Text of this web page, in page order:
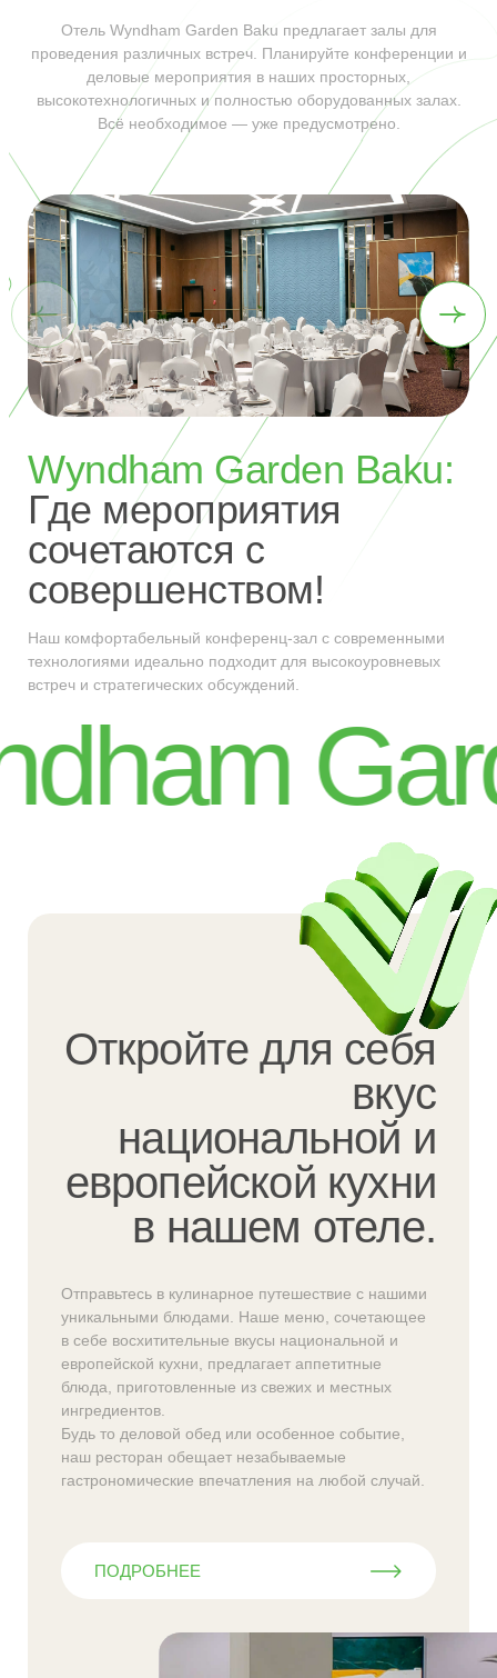
Отель Wyndham Garden Baku предлагает залы для
проведения различных встреч. Планируйте конференции и
деловые мероприятия в наших просторных,
высокотехнологичных и полностью оборудованных залах.
Всё необходимое — уже предусмотрено.
Wyndham Garden Baku:
Где мероприятия
сочетаются с
совершенством!
Наш комфортабельный конференц-зал с современными
технологиями идеально подходит для высокоуровневых
встреч и стратегических обсуждений.
Откройте для себя
вкус
национальной и
европейской кухни
в нашем отеле.
Отправьтесь в кулинарное путешествие с нашими
уникальными блюдами. Наше меню, сочетающее
в себе восхитительные вкусы национальной и
европейской кухни, предлагает аппетитные
блюда, приготовленные из свежих и местных
ингредиентов.
Будь то деловой обед или особенное событие,
наш ресторан обещает незабываемые
гастрономические впечатления на любой случай.
ПОДРОБНЕЕ